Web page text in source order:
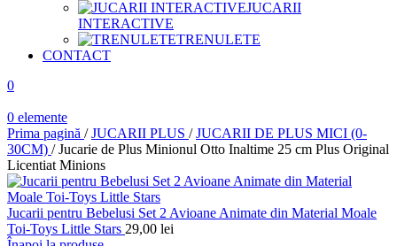
JUCARII
INTERACTIVE
TRENULETE
CONTACT
0
0 elemente
Prima pagină / JUCARII PLUS / JUCARII DE PLUS MICI (0-
30CM) / Jucarie de Plus Minionul Otto Inaltime 25 cm Plus Original
Licentiat Minions
Jucarii pentru Bebelusi Set 2 Avioane Animate din Material Moale
Toi-Toys Little Stars 29,00 lei